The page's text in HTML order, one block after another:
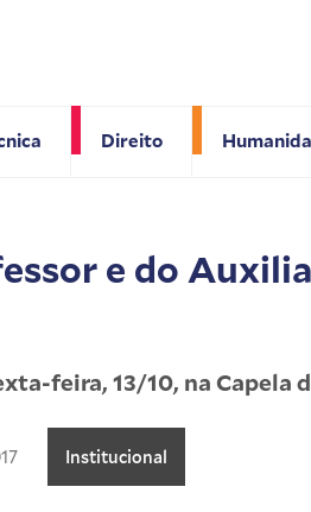
Direito
e do
feira, 13/10, na Capela
Institucional